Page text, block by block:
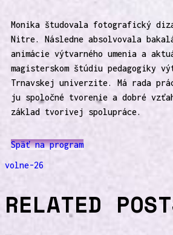
Monika študovala fotografický
Nitre. Následne absolvovala
animácie výtvarného umenia a
magisterskom štúdiu pedagogiky
Trnavskej univerzite. Má rada
ju spoločné tvorenie a dobré
základ tvorivej spolupráce.
Späť na program
volne-26
RELATED